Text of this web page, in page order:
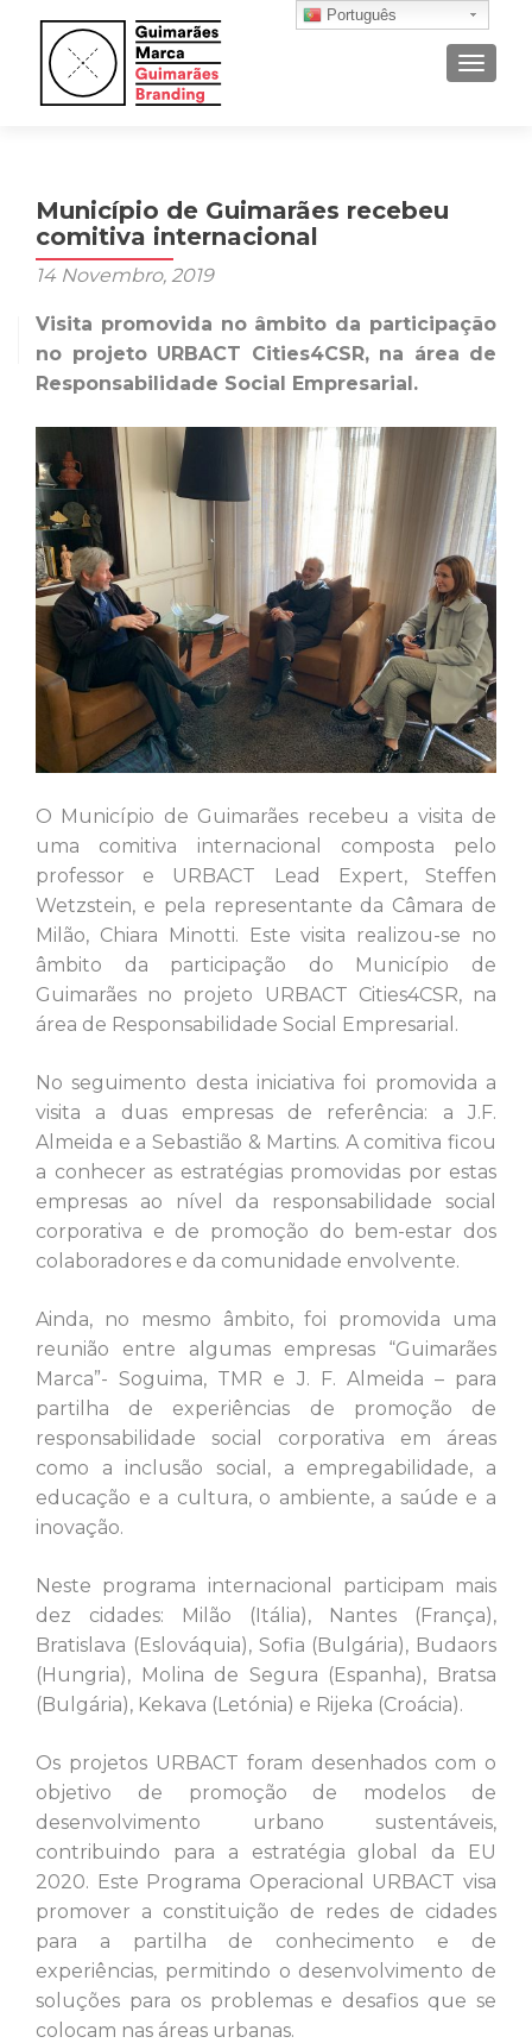
Município de Guimarães recebeu
comitiva internacional
14 Novembro, 2019
Visita promovida no âmbito da participação
no projeto URBACT Cities4CSR, na área de
Responsabilidade Social Empresarial.
O Município de Guimarães recebeu a visita de
uma comitiva internacional composta pelo
professor e URBACT Lead Expert, Steffen
Wetzstein, e pela representante da Câmara de
Milão, Chiara Minotti. Este visita realizou-se no
âmbito da participação do Município de
Guimarães no projeto URBACT Cities4CSR, na
área de Responsabilidade Social Empresarial.
No seguimento desta iniciativa foi promovida a
visita a duas empresas de referência: a J.F.
Almeida e a Sebastião & Martins. A comitiva ficou
a conhecer as estratégias promovidas por estas
empresas ao nível da responsabilidade social
corporativa e de promoção do bem-estar dos
colaboradores e da comunidade envolvente.
Ainda, no mesmo âmbito, foi promovida uma
reunião entre algumas empresas “Guimarães
Marca”- Soguima, TMR e J. F. Almeida – para
partilha de experiências de promoção de
responsabilidade social corporativa em áreas
como a inclusão social, a empregabilidade, a
educação e a cultura, o ambiente, a saúde e a
inovação.
Neste programa internacional participam mais
dez cidades: Milão (Itália), Nantes (França),
Bratislava (Eslováquia), Sofia (Bulgária), Budaors
(Hungria), Molina de Segura (Espanha), Bratsa
(Bulgária), Kekava (Letónia) e Rijeka (Croácia).
Os projetos URBACT foram desenhados com o
objetivo de promoção de modelos de
desenvolvimento urbano sustentáveis,
contribuindo para a estratégia global da EU
2020. Este Programa Operacional URBACT visa
promover a constituição de redes de cidades
para a partilha de conhecimento e de
experiências, permitindo o desenvolvimento de
soluções para os problemas e desafios que se
colocam nas áreas urbanas.
Português